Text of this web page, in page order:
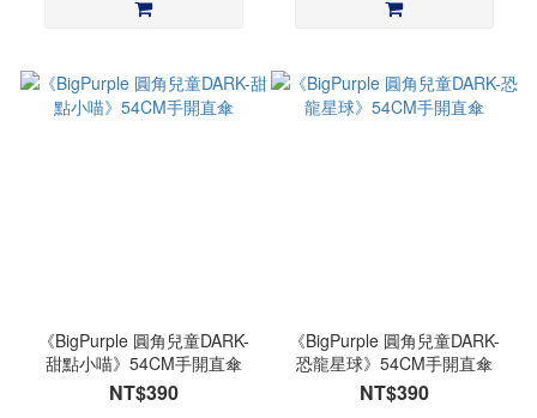
《BigPurple 圓角兒童DARK-
甜點小喵》54CM手開直傘
NT$390
《BigPurple 圓角兒童DARK-
恐龍星球》54CM手開直傘
NT$390